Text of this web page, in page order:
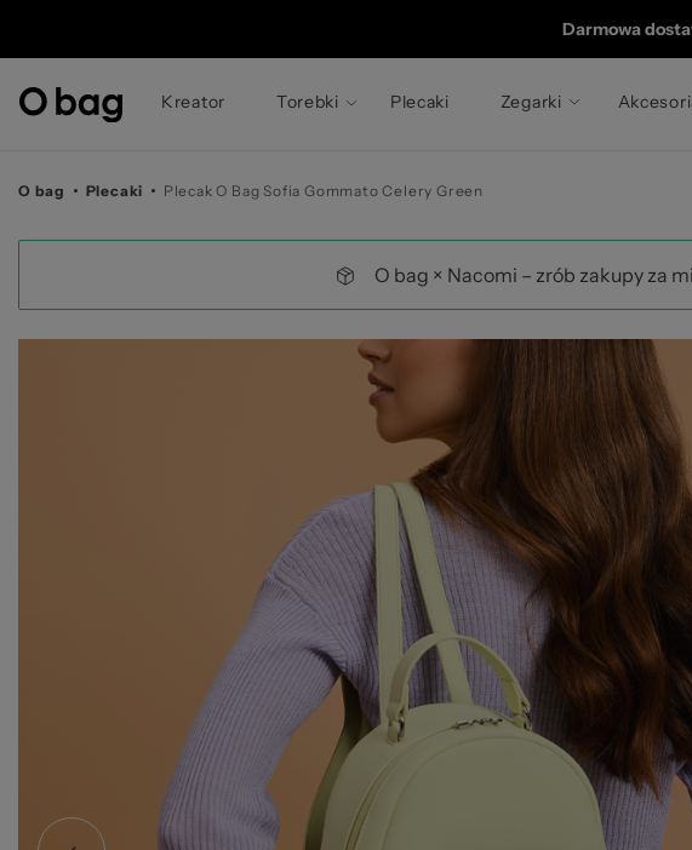
©
Darmowa
Kreator Torebki Plecaki Zegarki
O bag Plecaki Plecak O Bag Sofia Gommato Celery Green
O bag × Nacomi – zrób zakupy za